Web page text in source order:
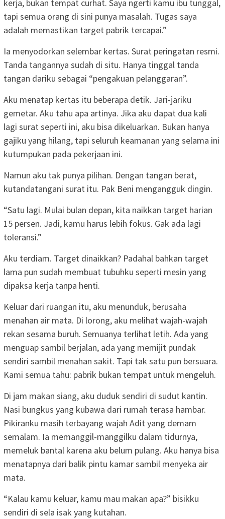
kerja, bukan tempat curhat. Saya ngerti kamu ibu tunggal,
tapi semua orang di sini punya masalah. Tugas saya
adalah memastikan target pabrik tercapai.”
Ia menyodorkan selembar kertas. Surat peringatan resmi.
Tanda tangannya sudah di situ. Hanya tinggal tanda
tangan dariku sebagai “pengakuan pelanggaran”.
Aku menatap kertas itu beberapa detik. Jari-jariku
gemetar. Aku tahu apa artinya. Jika aku dapat dua kali
lagi surat seperti ini, aku bisa dikeluarkan. Bukan hanya
gajiku yang hilang, tapi seluruh keamanan yang selama ini
kutumpukan pada pekerjaan ini.
Namun aku tak punya pilihan. Dengan tangan berat,
kutandatangani surat itu. Pak Beni mengangguk dingin.
“Satu lagi. Mulai bulan depan, kita naikkan target harian
15 persen. Jadi, kamu harus lebih fokus. Gak ada lagi
toleransi.”
Aku terdiam. Target dinaikkan? Padahal bahkan target
lama pun sudah membuat tubuhku seperti mesin yang
dipaksa kerja tanpa henti.
Keluar dari ruangan itu, aku menunduk, berusaha
menahan air mata. Di lorong, aku melihat wajah-wajah
rekan sesama buruh. Semuanya terlihat letih. Ada yang
menguap sambil berjalan, ada yang memijit pundak
sendiri sambil menahan sakit. Tapi tak satu pun bersuara.
Kami semua tahu: pabrik bukan tempat untuk mengeluh.
Di jam makan siang, aku duduk sendiri di sudut kantin.
Nasi bungkus yang kubawa dari rumah terasa hambar.
Pikiranku masih terbayang wajah Adit yang demam
semalam. Ia memanggil-manggilku dalam tidurnya,
memeluk bantal karena aku belum pulang. Aku hanya bisa
menatapnya dari balik pintu kamar sambil menyeka air
mata.
“Kalau kamu keluar, kamu mau makan apa?” bisikku
sendiri di sela isak yang kutahan.